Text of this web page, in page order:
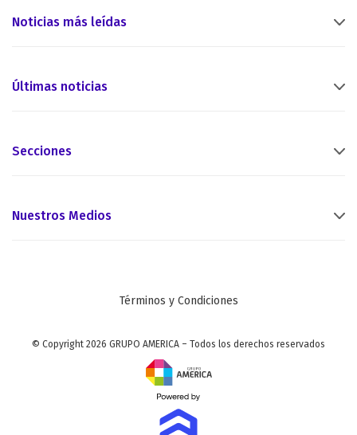
Noticias más leídas
Últimas noticias
Secciones
Nuestros Medios
Términos y Condiciones
© Copyright 2026 GRUPO AMERICA – Todos los derechos reservados